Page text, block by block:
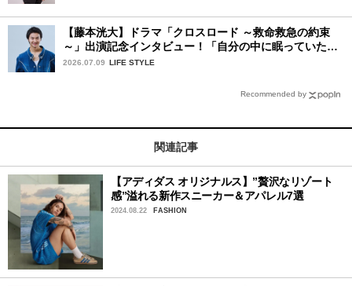
【藤本洸大】ドラマ「クロスロード ～救命救急の約束
～」出演記念インタビュー！「自分の中に眠っていた熱
を思い出させてもらった作品です」
2026.07.09 LIFE STYLE
Recommended by
関連記事
【アディダス オリジナルス】”贅沢なリゾート
感”溢れる新作スニーカー＆アパレル7選
2024.08.22 FASHION